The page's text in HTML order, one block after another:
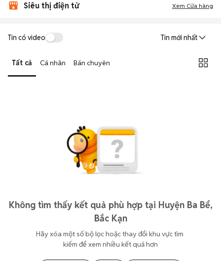
Siêu thị điện tử Xem Cửa hàng
Tin có video Tin mới nhất
Tất cả Cá nhân Bán chuyên
Không tìm thấy kết quả phù hợp tại Huyện Ba Bể,
Bắc Kạn
Hãy xóa một số bộ lọc hoặc thay đổi khu vực tìm
kiếm để xem nhiều kết quả hơn